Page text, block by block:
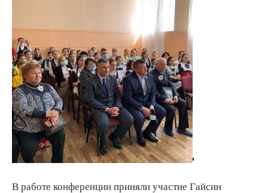
В работе конференции приняли участие Гайсин